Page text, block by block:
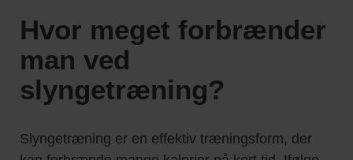
Hvor meget forbrænder
man ved
slyngetræning?
Slyngetræning er en effektiv træningsform, der